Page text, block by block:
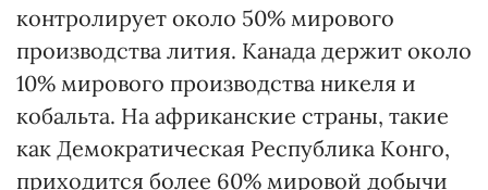
контролирует около 50% мирового
производства лития. Канада держит около
10% мирового производства никеля и
кобальта. На африканские страны, такие
как Демократическая Республика Конго,
приходится более 60% мировой добычи